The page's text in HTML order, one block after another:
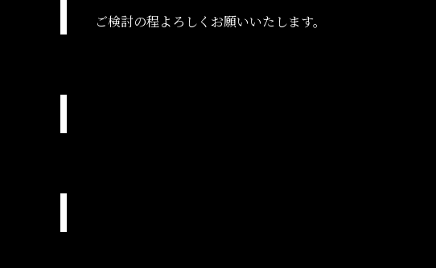
ご検討の程よろしくお願いいたします。